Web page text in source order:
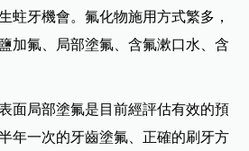
蛀牙機會。氟化物施用方式繁多，
加氟、局部塗氟、含氟漱口水、含
面局部塗氟是目前經評估有效的預
年一次的牙齒塗氟、正確的刷牙方